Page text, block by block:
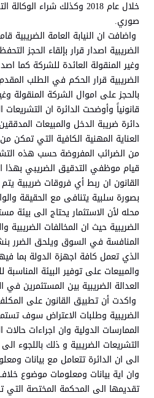
خلال عام 2018 وكذلك شراء
صوري.
واضافت ان النيابة العامة الضريبية
الضريبية اصدار قرار بإلقاء الحجز
وغير المنقولة العائدة للشركة كما
الضريبية قرار الحكم في الطلب المقدم
بالحجز على اموال الشركة المنقولة
قانونياً وأوضحت الدائرة ان
دائرة ضريبة الدخل والمبيعات
العناية المهنية الكافية التي تمكن
من الضرائب المفروضة حسب هذه
قيام موظفي التدقيق الضريبي بهذا
القانون ان ربط أي فروقات ضريبية يتم
بصورة سلبية يتنافى مع الحقيقة
محله لأن الاستثمار يحتاج الى بيئة
الضريبية حيث ان المخالفات
المنافسة في السوق ويلحق الضرر
الذي تعمل كافة اجهزة الدولة بما
والمبيعات على توفير البيئة
العدالة الضريبية بين المستثمرين في
واكدت أن تطبيق القانون على
الضريبية وطلبات الاعتراض سوف
الممارسات الدولية وان اجراءات
التشريعات الضريبية و ذلك باللجوء
الى ان الدائرة تتعامل مع بيانات
وان اية بيانات ومعلومات موضوع
تقديمها الى المحكمة المختصة التي